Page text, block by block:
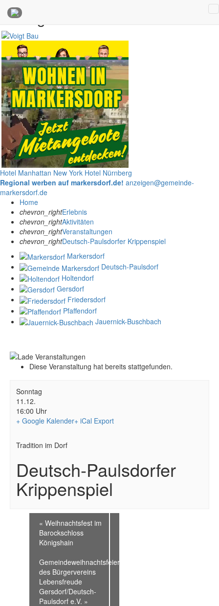
Anzeigen
Hotel Manhattan New York Hotel Nürnberg
Regional werben auf markersdorf.de! anzeigen@gemeinde-
markersdorf.de
Home
chevron_rightErlebnis
chevron_rightAktivitäten
chevron_rightVeranstaltungen
chevron_rightDeutsch-Paulsdorfer Krippenspiel
Markersdorf
Deutsch-Paulsdorf
Holtendorf
Gersdorf
Friedersdorf
Pfaffendorf
Jauernick-Buschbach
Diese Veranstaltung hat bereits stattgefunden.
Sonntag
11.12.
16:00 Uhr
+ Google Kalender+ iCal Export
Tradition im Dorf
Deutsch-Paulsdorfer
Krippenspiel
« Weihnachtsfest im
Barockschloss
Königshain
Gemeindeweihnachtsfeier
des Bürgervereins
Lebensfreude
Gersdorf/Deutsch-
Paulsdorf e.V. »